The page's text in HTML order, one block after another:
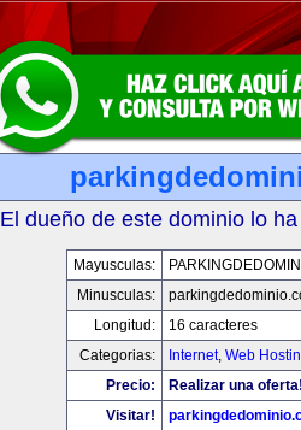
El dueño de este dominio lo
Mayusculas:
Minusculas:
Longitud:
16 caracteres
Categorias:
Internet, Web
Precio:
Realizar una
Visitar!